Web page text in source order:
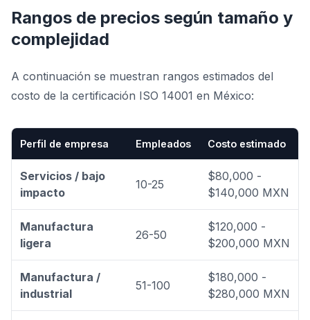
Rangos de precios según tamaño y
complejidad
A continuación se muestran rangos estimados del
costo de la certificación ISO 14001 en México:
Perfil de empresa Empleados Costo estimado
Servicios / bajo
impacto
10-25
$80,000 -
$140,000 MXN
Manufactura
ligera
26-50
$120,000 -
$200,000 MXN
Manufactura /
industrial
51-100
$180,000 -
$280,000 MXN